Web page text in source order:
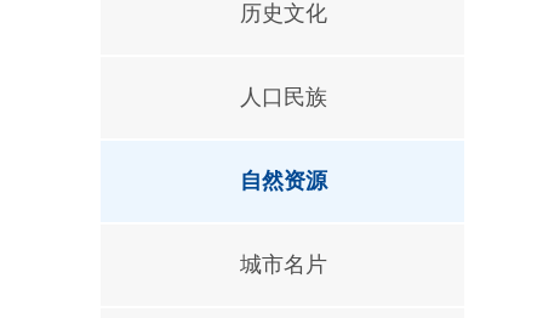
历史文化
人口民族
自然资源
城市名片